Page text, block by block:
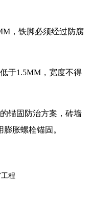
，铁脚必须经过防腐
于1.5MM，宽度不得
锚固防治方案，砖墙
胀螺栓锚固。